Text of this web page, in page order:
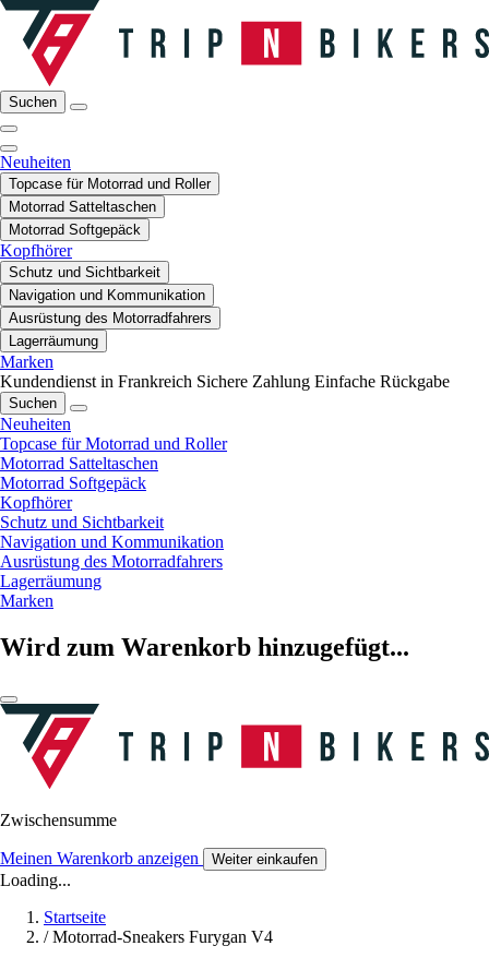
Suchen
Neuheiten
Topcase für Motorrad und Roller
Motorrad Satteltaschen
Motorrad Softgepäck
Kopfhörer
Schutz und Sichtbarkeit
Navigation und Kommunikation
Ausrüstung des Motorradfahrers
Lagerräumung
Marken
Kundendienst in Frankreich Sichere Zahlung Einfache Rückgabe
Suchen
Neuheiten
Topcase für Motorrad und Roller
Motorrad Satteltaschen
Motorrad Softgepäck
Kopfhörer
Schutz und Sichtbarkeit
Navigation und Kommunikation
Ausrüstung des Motorradfahrers
Lagerräumung
Marken
Wird zum Warenkorb hinzugefügt...
Zwischensumme
Meinen Warenkorb anzeigen Weiter einkaufen
Loading...
Startseite
/ Motorrad-Sneakers Furygan V4